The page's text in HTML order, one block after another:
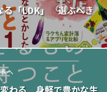
る「LDK」 選ぶべき
へ